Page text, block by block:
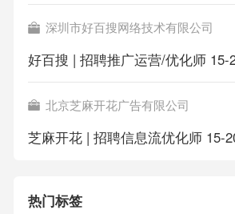
深圳市好百搜网络技术有限公司
好百搜 | 招聘推广运营/优化师 15-
北京芝麻开花广告有限公司
芝麻开花 | 招聘信息流优化师 15-
热门标签